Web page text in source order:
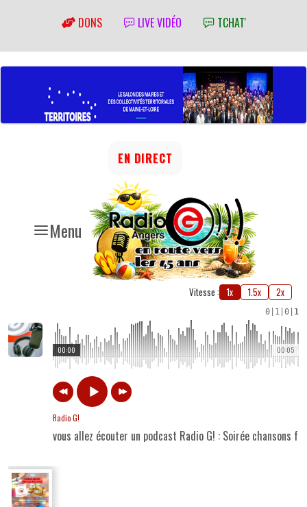
DONS LIVE VIDÉO TCHAT'
Menu
EN DIRECT
Vitesse : 1x 1.5x 2x
0 1 0 1
00:05
00:00
Radio G!
vous allez écouter un podcast Radio G! : Soirée chansons